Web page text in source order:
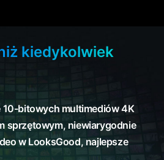
kiedykolwiek
bitowych multimediów 4K
sprzętowym, niewiarygodnie
w LooksGood, najlepsze